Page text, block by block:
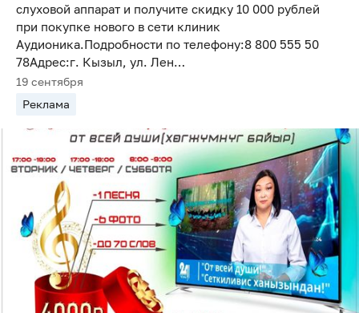
слуховой аппарат и получите скидку 10 000 рублей
при покупке нового в сети клиник
Аудионика.Подробности по телефону:8 800 555 50
78Адрес:г. Кызыл, ул. Лен…
19 сентября
Реклама